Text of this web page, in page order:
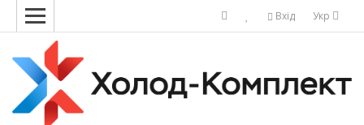
Укр
Вхід